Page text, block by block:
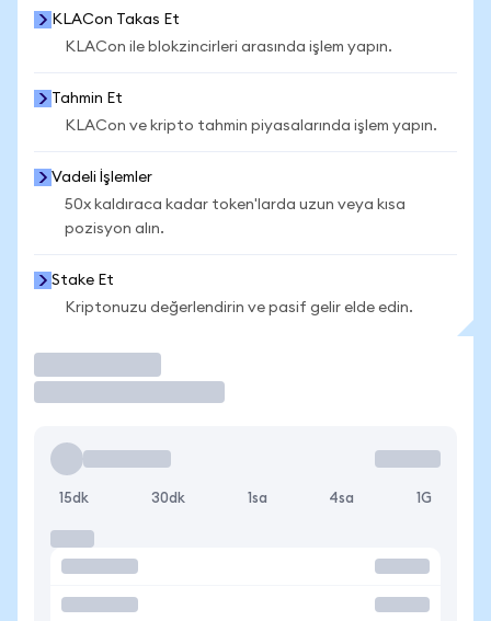
KLACon Takas Et
KLACon ile blokzincirleri arasında işlem yapın.
Tahmin Et
KLACon ve kripto tahmin piyasalarında işlem yapın.
Vadeli İşlemler
50x kaldıraca kadar token'larda uzun veya kısa
pozisyon alın.
Stake Et
Kriptonuzu değerlendirin ve pasif gelir elde edin.
15dk 30dk 1sa 4sa 1G